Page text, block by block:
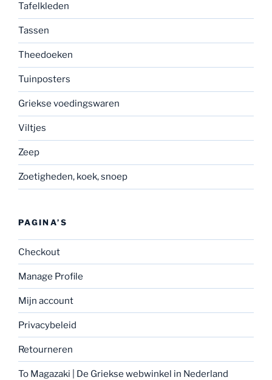
Tafelkleden
Tassen
Theedoeken
Tuinposters
Griekse voedingswaren
Viltjes
Zeep
Zoetigheden, koek, snoep
PAGINA’S
Checkout
Manage Profile
Mijn account
Privacybeleid
Retourneren
To Magazaki | De Griekse webwinkel in Nederland